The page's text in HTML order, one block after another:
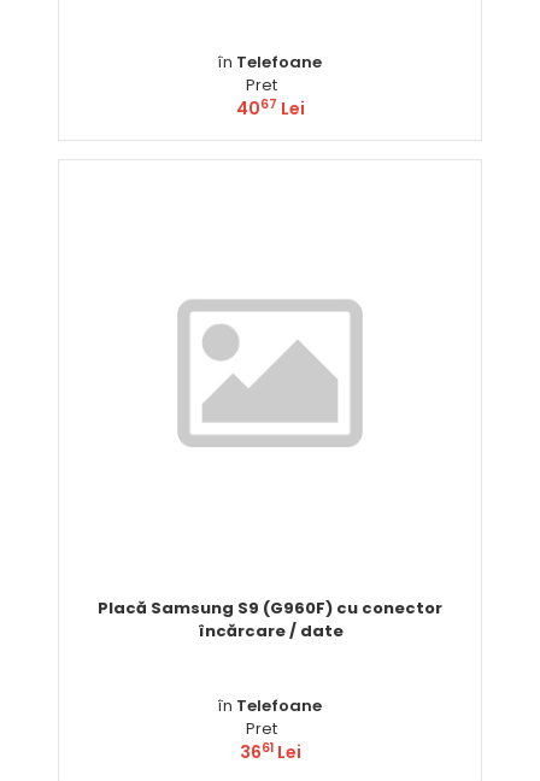
în Telefoane
Pret
4067 Lei
Placă Samsung S9 (G960F) cu conector
încărcare / date
în Telefoane
Pret
3661Lei